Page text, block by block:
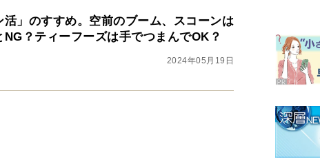
活」のすすめ。空前のブーム、スコーンは
NG？ティーフーズは手でつまんでOK？
2024年05月19日
1